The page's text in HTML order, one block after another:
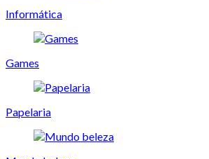
Informática
Games
Papelaria